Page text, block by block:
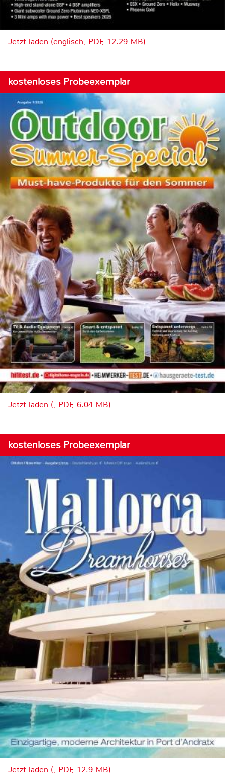
Jetzt laden (englisch, PDF, 12.29 MB)
kostenloses Probeexemplar
Jetzt laden (, PDF, 6.04 MB)
kostenloses Probeexemplar
Jetzt laden (, PDF, 12.9 MB)